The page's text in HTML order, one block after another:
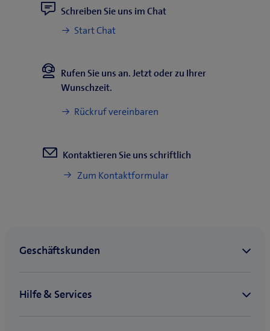
n
e
)
Schreiben Sie uns im Chat
Start Chat
Rufen Sie uns an. Jetzt oder zu Ihrer
Wunschzeit.
Rückruf vereinbaren
Kontaktieren Sie uns schriftlich
Zum Kontaktformular